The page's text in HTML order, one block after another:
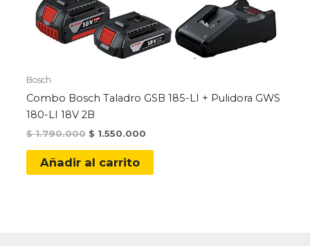
Bosch
Combo Bosch Taladro GSB 185-LI + Pulidora GWS
180-LI 18V 2B
$1.790.000 Original
was:
$ 1.790.000.
$ 1.550.000Current
Añadir al carrito